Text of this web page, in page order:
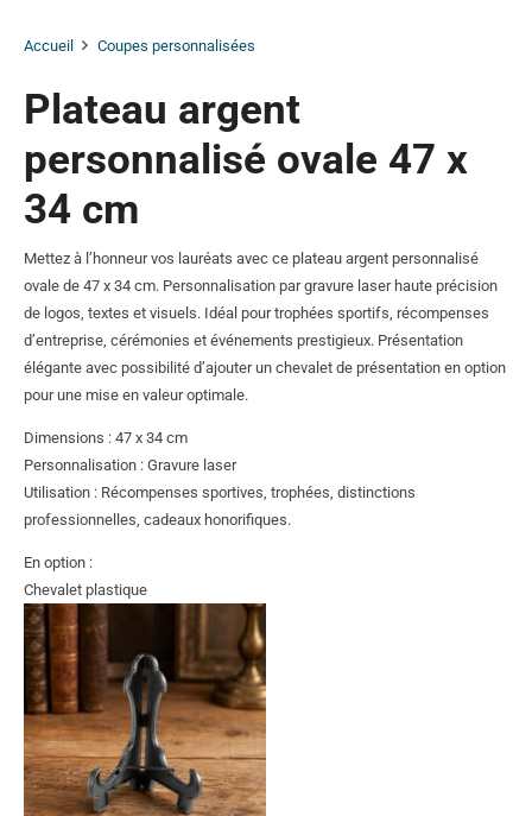
Accueil Coupes personnalisées
Plateau argent
personnalisé ovale 47 x
34 cm
Mettez à l’honneur vos lauréats avec ce plateau argent personnalisé
ovale de 47 x 34 cm. Personnalisation par gravure laser haute précision
de logos, textes et visuels. Idéal pour trophées sportifs, récompenses
d’entreprise, cérémonies et événements prestigieux. Présentation
élégante avec possibilité d’ajouter un chevalet de présentation en option
pour une mise en valeur optimale.
Dimensions : 47 x 34 cm
Personnalisation : Gravure laser
Utilisation : Récompenses sportives, trophées, distinctions
professionnelles, cadeaux honorifiques.
En option :
Chevalet plastique